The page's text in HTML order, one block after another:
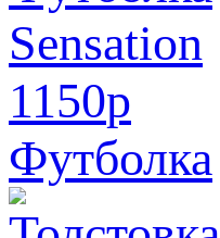
1150p
Футболка